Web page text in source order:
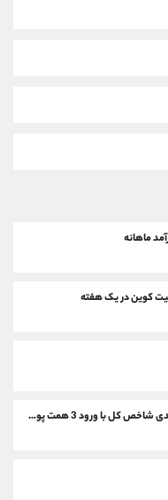
بورس 9 تیر 1405؛ رشد 68 هزار واحدی شاخص کل با ورود 3 همت پول حقیقی